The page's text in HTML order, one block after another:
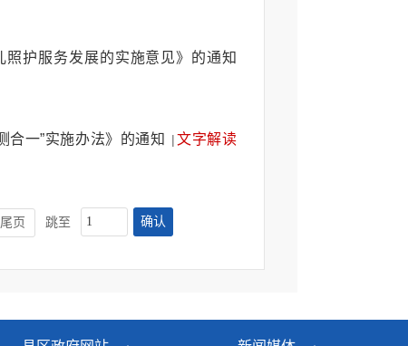
护服务发展的实施意见》的通知
合一”实施办法》的通知 |文字解读
尾页 跳至 确认